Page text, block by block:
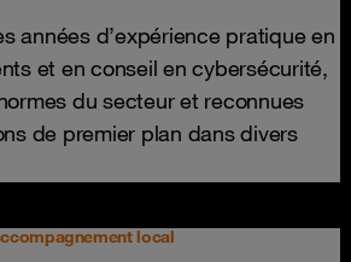
années d’expérience pratique en
et en conseil en cybersécurité,
du secteur et reconnues
de premier plan dans divers
local